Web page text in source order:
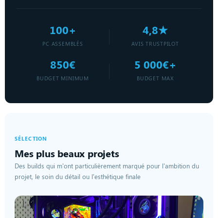
100+
PC ASSEMBLÉS
4,8★
AVIS TRUSTPILOT
850€
BUDGET MINIMUM
5 000€+
BUDGET MAX
SÉLECTION
Mes plus beaux projets
Des builds qui m'ont particulièrement marqué pour l'ambition du
projet, le soin du détail ou l'esthétique finale